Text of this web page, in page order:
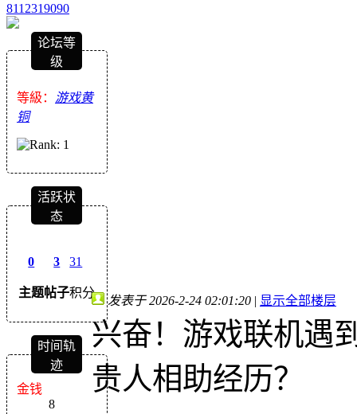
8112319090
论坛等
级
等級： 游戏黄
铜
活跃状
态
0
主题
3
帖子
31
积分
时间轨
迹
金钱
8
发表于 2026-2-24 02:01:20 | 显示全部楼层
兴奋！游戏联机遇
贵人相助经历？